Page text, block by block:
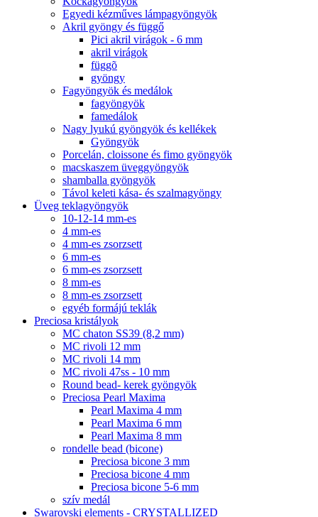
Egyedi kézműves lámpagyöngyök
Akril gyöngy és függő
Pici akril virágok - 6 mm
akril virágok
függõ
gyöngy
Fagyöngyök és medálok
fagyöngyök
famedálok
Nagy lyukú gyöngyök és kellékek
Gyöngyök
Porcelán, cloissone és fimo gyöngyök
macskaszem üveggyöngyök
shamballa gyöngyök
Távol keleti kása- és szalmagyöngy
Üveg teklagyöngyök
10-12-14 mm-es
4 mm-es
4 mm-es zsorzsett
6 mm-es
6 mm-es zsorzsett
8 mm-es
8 mm-es zsorzsett
egyéb formájú teklák
Preciosa kristályok
MC chaton SS39 (8,2 mm)
MC rivoli 12 mm
MC rivoli 14 mm
MC rivoli 47ss - 10 mm
Round bead- kerek gyöngyök
Preciosa Pearl Maxima
Pearl Maxima 4 mm
Pearl Maxima 6 mm
Pearl Maxima 8 mm
rondelle bead (bicone)
Preciosa bicone 3 mm
Preciosa bicone 4 mm
Preciosa bicone 5-6 mm
szív medál
Swarovski elements - CRYSTALLIZED